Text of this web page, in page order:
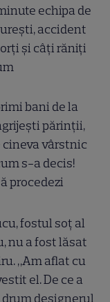
echipa de
accident
și câți răniți
bani de la
părinții,
vârstnic
s-a decis!
procedezi
fostul soț al
nu a fost lăsat
„Am aflat cu
el. De ce a
designerul